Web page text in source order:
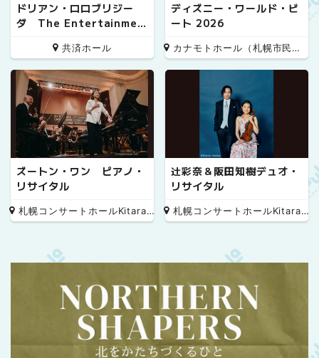
ドリアン・ロロブリジー
ダ The Entertainmen
t!! 20th Anniversary S
共済ホール
ディズニー・ワールド・ビ
ート 2026
カナモトホール（札幌市民ホール）
ズートン・ワン ピアノ・
リサイタル
札幌コンサートホールKitara 小ホール
辻彩奈＆阪田知樹デュオ・
リサイタル
札幌コンサートホールKitara 小ホール